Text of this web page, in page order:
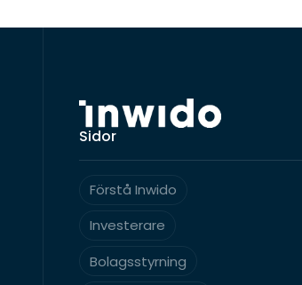
Sidor
Förstå Inwido
Investerare
Bolagsstyrning